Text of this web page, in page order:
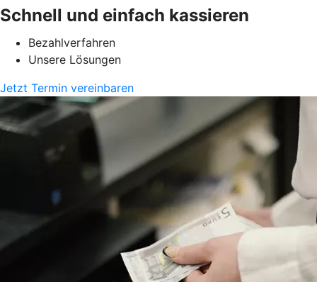
Schnell und einfach kassieren
Bezahlverfahren
Unsere Lösungen
Jetzt Termin vereinbaren